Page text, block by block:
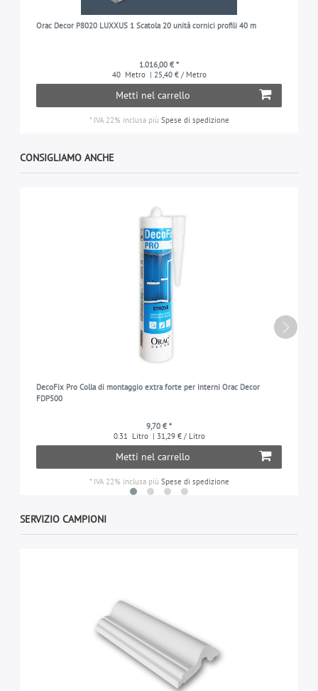
Orac Decor P8020 LUXXUS 1 Scatola 20 unità cornici profili 40 m
1.016,00 € *
40 Metro | 25,40 € / Metro
Metti nel carrello
* IVA 22% inclusapiù Spese di spedizione
CONSIGLIAMO ANCHE
DecoFix Pro Colla di montaggio extra forte per interni Orac Decor
FDP500
9,70 € *
0.31 Litro | 31,29 € / Litro
Metti nel carrello
* IVA 22% inclusapiù Spese di spedizione
SERVIZIO CAMPIONI